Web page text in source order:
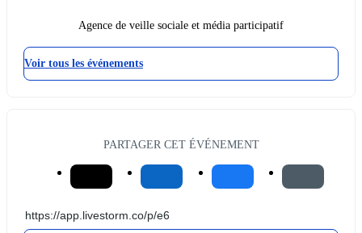
Agence de veille sociale et média participatif
Voir tous les événements
PARTAGER CET ÉVÉNEMENT